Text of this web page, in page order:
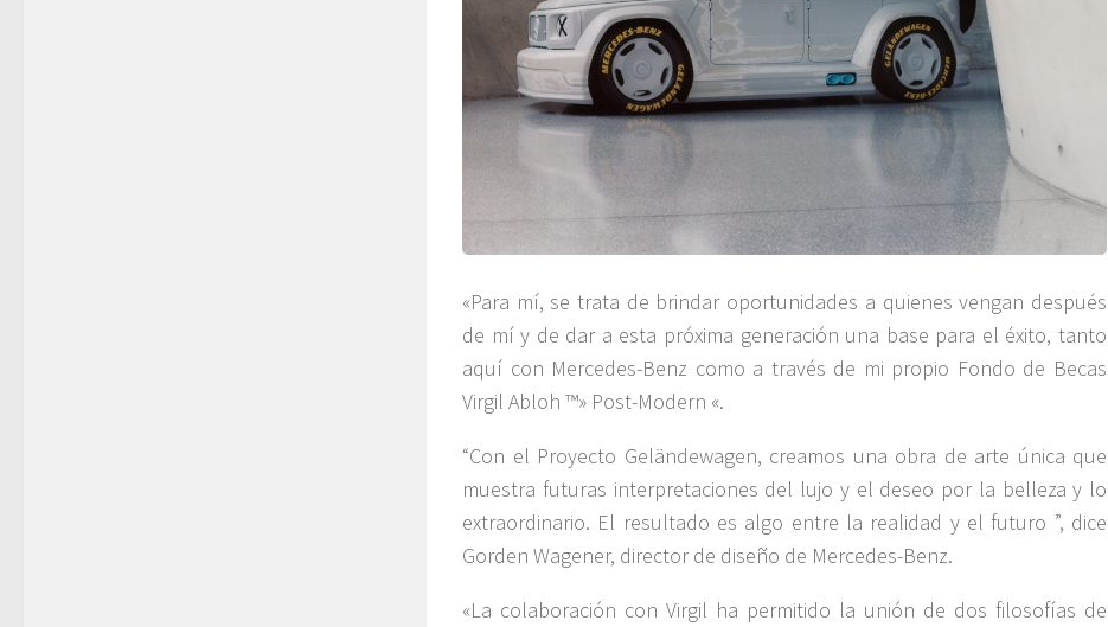
«Para mí, se trata de brindar oportunidades a quienes vengan después
de mí y de dar a esta próxima generación una base para el éxito, tanto
aquí con Mercedes-Benz como a través de mi propio Fondo de Becas
Virgil Abloh ™» Post-Modern «.
“Con el Proyecto Geländewagen, creamos una obra de arte única que
muestra futuras interpretaciones del lujo y el deseo por la belleza y lo
extraordinario. El resultado es algo entre la realidad y el futuro ”, dice
Gorden Wagener, director de diseño de Mercedes-Benz.
«La colaboración con Virgil ha permitido la unión de dos filosofías de